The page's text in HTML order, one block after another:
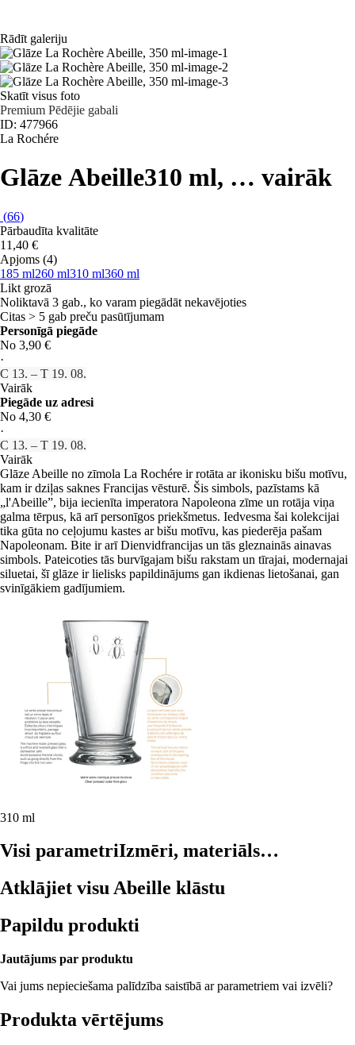
Rādīt galeriju
Skatīt visus foto
Premium Pēdējie gabali
ID: 477966
La Rochére
Glāze Abeille310 ml, … vairāk
(66)
Pārbaudīta kvalitāte
11,40 €
Apjoms (4)
185 ml260 ml310 ml360 ml
Likt grozā
Noliktavā 3 gab., ko varam piegādāt nekavējoties
Citas > 5 gab preču pasūtījumam
Personīgā piegāde
No 3,90 €
·
C 13. – T 19. 08.
Vairāk
Piegāde uz adresi
No 4,30 €
·
C 13. – T 19. 08.
Vairāk
Glāze Abeille no zīmola La Rochére ir rotāta ar ikonisku bišu motīvu,
kam ir dziļas saknes Francijas vēsturē. Šis simbols, pazīstams kā
„l'Abeille”, bija iecienīta imperatora Napoleona zīme un rotāja viņa
galma tērpus, kā arī personīgos priekšmetus. Iedvesma šai kolekcijai
tika gūta no ceļojumu kastes ar bišu motīvu, kas piederēja pašam
Napoleonam. Bite ir arī Dienvidfrancijas un tās gleznainās ainavas
simbols. Pateicoties tās burvīgajam bišu rakstam un tīrajai, modernajai
siluetai, šī glāze ir lielisks papildinājums gan ikdienas lietošanai, gan
svinīgākiem gadījumiem.
310 ml
Visi parametriIzmēri, materiāls…
Atklājiet visu Abeille klāstu
Papildu produkti
Jautājums par produktu
Vai jums nepieciešama palīdzība saistībā ar parametriem vai izvēli?
Produkta vērtējums